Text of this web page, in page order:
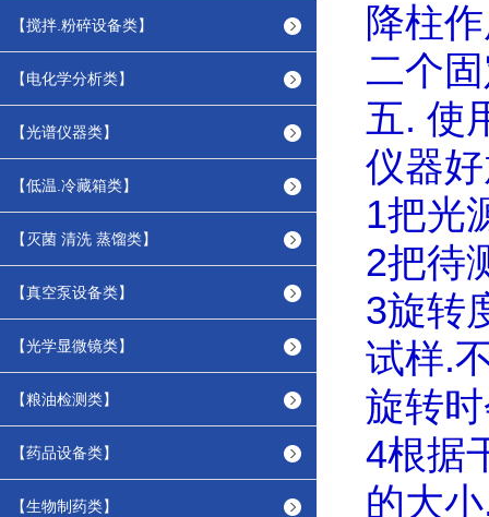
【搅拌.粉碎设备类】
【电化学分析类】
【光谱仪器类】
【低温.冷藏箱类】
【灭菌 清洗 蒸馏类】
【真空泵设备类】
【光学显微镜类】
【粮油检测类】
【药品设备类】
【生物制药类】
降柱
二个
五. 使
仪器
1把光
2把待
3旋转
试样.
旋转
4根据
的大小